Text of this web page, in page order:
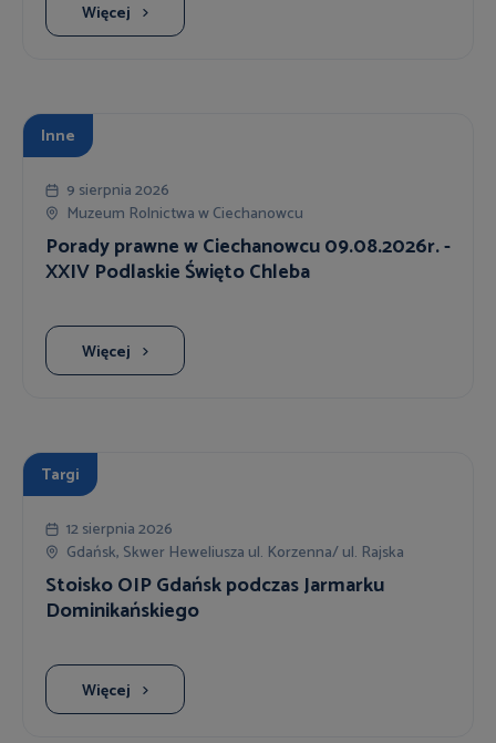
Więcej
Inne
9 sierpnia 2026
Muzeum Rolnictwa w Ciechanowcu
Porady prawne w Ciechanowcu 09.08.2026r. -
XXIV Podlaskie Święto Chleba
Więcej
Targi
12 sierpnia 2026
Gdańsk, Skwer Heweliusza ul. Korzenna/ ul. Rajska
Stoisko OIP Gdańsk podczas Jarmarku
Dominikańskiego
Więcej